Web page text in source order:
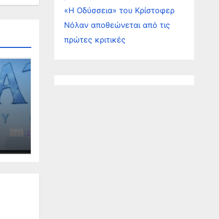
«Η Οδύσσεια» του Κρίστοφερ
Νόλαν αποθεώνεται από τις
πρώτες κριτικές